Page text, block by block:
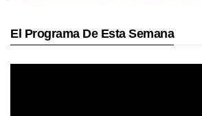
El Programa De Esta Semana